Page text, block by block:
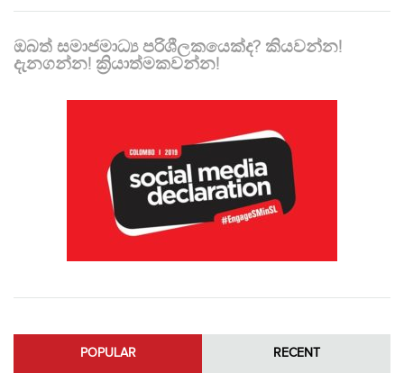
ඔබත් සමාජමාධ්‍ය පරිශීලකයෙක්ද? කියවන්න!
දැනගන්න! ක්‍රියාත්මකවන්න!
POPULAR RECENT